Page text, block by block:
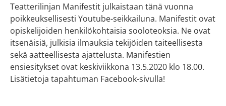
Teatterilinjan Manifestit julkaistaan tänä vuonna
poikkeuksellisesti Youtube-seikkailuna. Manifestit ovat
opiskelijoiden henkilökohtaisia sooloteoksia. Ne ovat
itsenäisiä, julkisia ilmauksia tekijöiden taiteellisesta
sekä aatteellisesta ajattelusta. Manifestien
ensiesitykset ovat keskiviikkona 13.5.2020 klo 18.00.
Lisätietoja tapahtuman Facebook-sivulla!